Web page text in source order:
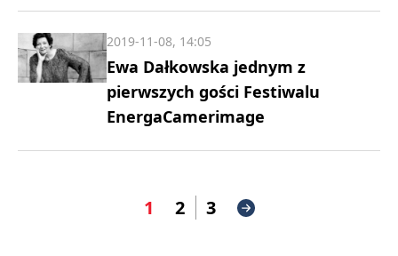
Ewa Dałkowska jednym z
pierwszych gości Festiwalu
EnergaCamerimage
2019-11-08, 14:05
1 2 3